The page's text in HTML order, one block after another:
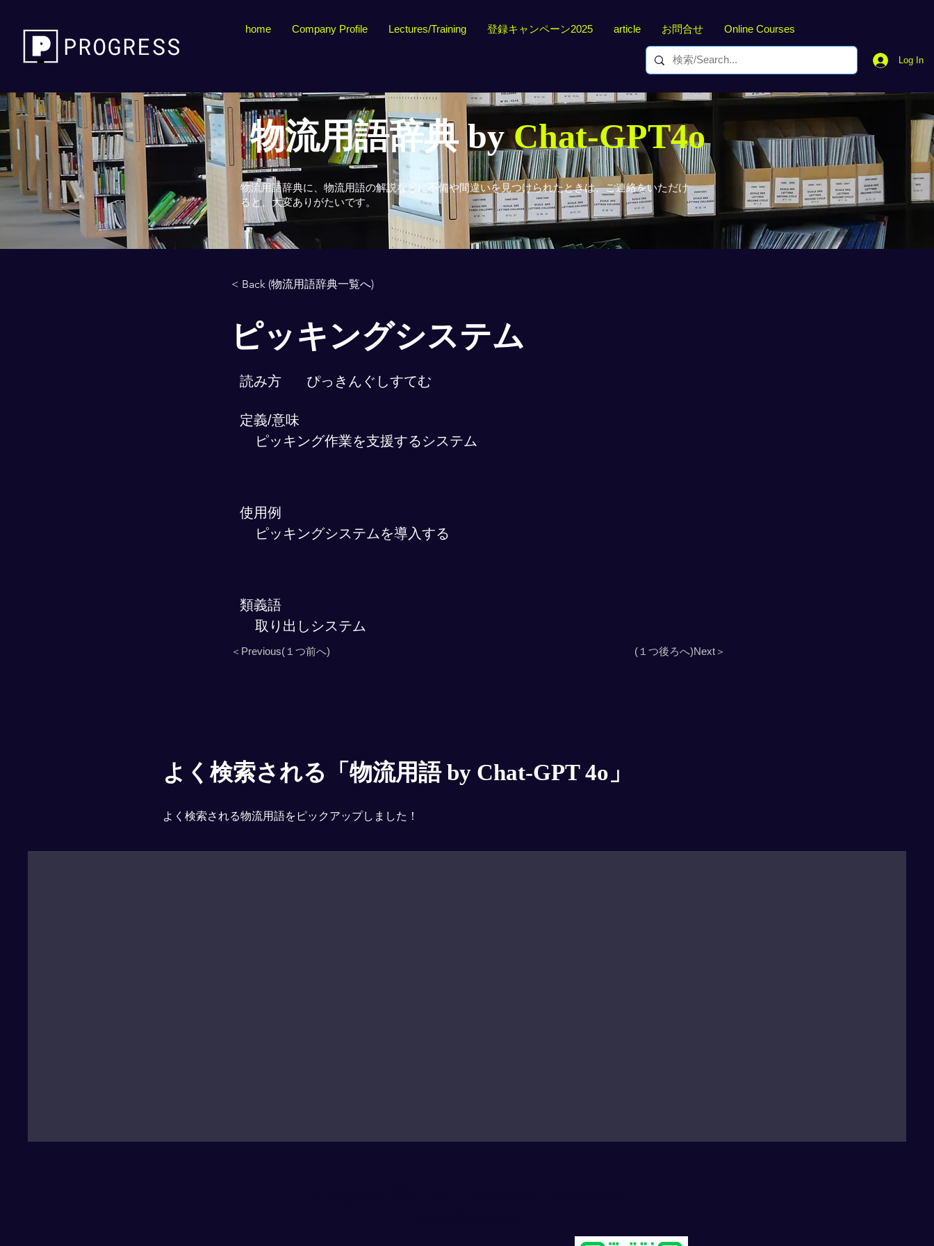
home Company Profile Lectures/Training 登録キャンペーン2025 article お問合せ Online Courses
Log In
物流用語辞典 byChat-GPT4o
物流用語辞典に、物流用語の解説などに不備や間違いを見つけられたときは、ご連絡をいただけ
ると、大変ありがたいです。
< Back (物流用語辞典一覧へ)
ピッキングシステム
読み方 ぴっきんぐしすてむ
定義/意味
ピッキング作業を支援するシステム
使用例
ピッキングシステムを導入する
類義語
取り出しシステム
＜Previous(１つ前へ) (１つ後ろへ)Next＞
よく検索される「物流用語 by Chat-GPT 4o」
よく検索される物流用語をピックアップしました！